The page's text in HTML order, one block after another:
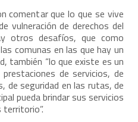
comentar que lo que se vive
vulneración de derechos del
otros desafíos, que como
comunas en las que hay un
también “lo que existe es un
de servicios, de
de seguridad en las rutas, de
pueda brindar sus servicios
territorio”.